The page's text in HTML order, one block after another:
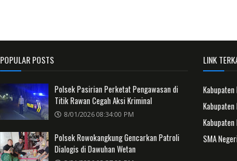
POPULAR POSTS
Polsek Pasirian Perketat Pengawasan di
Titik Rawan Cegah Aksi Kriminal
8/01/2026 08:34:00 PM
Polsek Rowokangkung Gencarkan Patroli
Dialogis di Dawuhan Wetan
LINK
SMA